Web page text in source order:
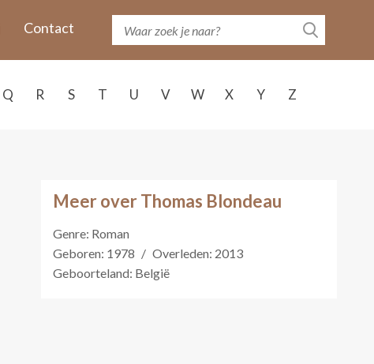
Contact
Q R S T U V W X Y Z
Meer over Thomas Blondeau
Genre: Roman
Geboren: 1978 / Overleden: 2013
Geboorteland: België